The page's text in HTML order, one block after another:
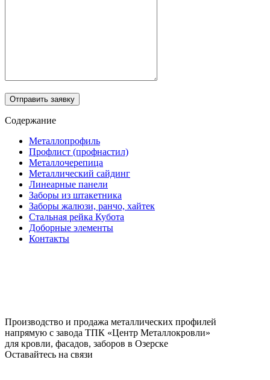
Отправить заявку
Содержание
Металлопрофиль
Профлист (профнастил)
Металлочерепица
Металлический сайдинг
Линеарные панели
Заборы из штакетника
Заборы жалюзи, ранчо, хайтек
Стальная рейка Кубота
Доборные элементы
Контакты
Производство и продажа металлических профилей
напрямую с завода ТПК «Центр Металлокровли»
для кровли, фасадов, заборов в Озерске
Оставайтесь на связи